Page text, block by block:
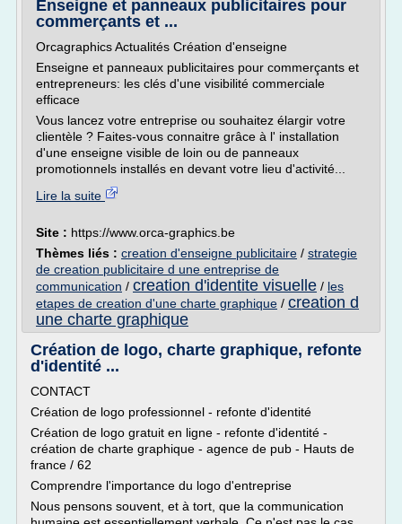
Enseigne et panneaux publicitaires pour
commerçants et ...
Orcagraphics Actualités Création d'enseigne
Enseigne et panneaux publicitaires pour commerçants et
entrepreneurs: les clés d'une visibilité commerciale
efficace
Vous lancez votre entreprise ou souhaitez élargir votre
clientèle ? Faites-vous connaitre grâce à l' installation
d'une enseigne visible de loin ou de panneaux
promotionnels installés en devant votre lieu d'activité...
Lire la suite
Site : https://www.orca-graphics.be
Thèmes liés : creation d'enseigne publicitaire / strategie
de creation publicitaire d une entreprise de
communication / creation d'identite visuelle / les
etapes de creation d'une charte graphique / creation d
une charte graphique
Création de logo, charte graphique, refonte
d'identité ...
CONTACT
Création de logo professionnel - refonte d'identité
Création de logo gratuit en ligne - refonte d'identité -
création de charte graphique - agence de pub - Hauts de
france / 62
Comprendre l'importance du logo d'entreprise
Nous pensons souvent, et à tort, que la communication